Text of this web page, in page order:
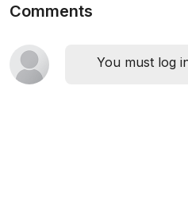
Comments
You must log